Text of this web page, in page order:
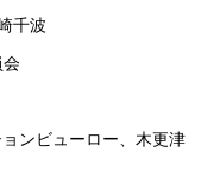
千波
会
ンビューロー、木更津